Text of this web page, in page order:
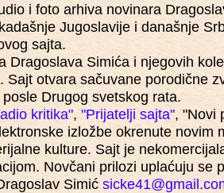
i foto arhiva novinara
Jugoslavije i današnje
sajta.
Simića i njegovih
otvara sačuvane porodične
Drugog svetskog rata.
kritika", "Prijatelji sajta", "Novi
izložbe okrenute novim
kulture. Sajt je
Novčani prilozi uplaćuju se
Simić